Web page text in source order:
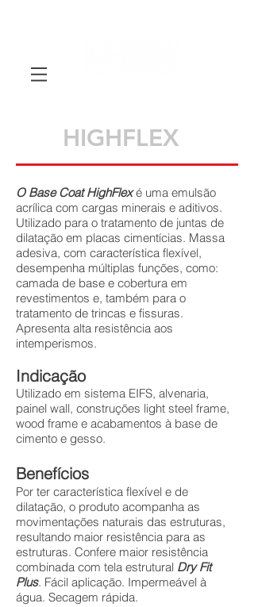
HIGHFLEX
O Base Coat HighFlexé uma emulsão
acrílica com cargas minerais e aditivos.
Utilizado para o tratamento de juntas de
dilatação em placas cimentícias. Massa
adesiva, com característica flexível,
desempenha múltiplas funções, como:
camada de base e cobertura em
revestimentos e, também para o
tratamento de trincas e fissuras.
Apresenta alta resistência aos
intemperismos.
Indicação
Utilizado em sistema EIFS, alvenaria,
painel wall, construções light steel frame,
wood frame e acabamentos à base de
cimento e gesso.
Benefícios
Por ter característica flexível e de
dilatação, o produto acompanha as
movimentações naturais das estruturas,
resultando maior resistência para as
estruturas. Confere maior resistência
combinada com tela estrutural Dry Fit
Plus. Fácil aplicação. Impermeável à
água. Secagem rápida.